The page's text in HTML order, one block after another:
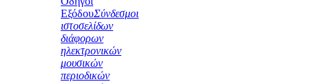
ΕξόδουΣύνδεσμοι
ιστοσελίδων
διάφορων
ηλεκτρονικών
μουσικών
περιοδικών